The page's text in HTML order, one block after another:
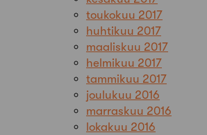
toukokuu 2017
huhtikuu 2017
maaliskuu 2017
helmikuu 2017
tammikuu 2017
joulukuu 2016
marraskuu 2016
lokakuu 2016